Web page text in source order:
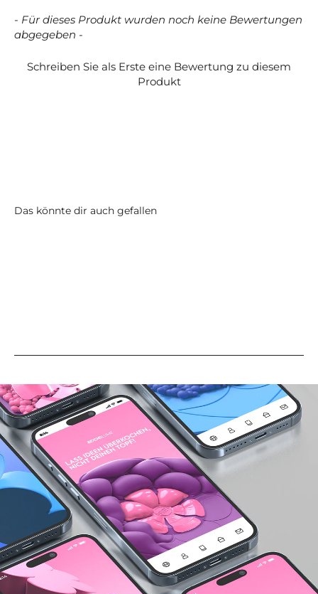
- Für dieses Produkt wurden noch keine Bewertungen
abgegeben -
Schreiben Sie als Erste eine Bewertung zu diesem
Produkt
New content loaded